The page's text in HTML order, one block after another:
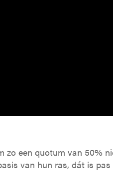
zo een quotum van 50%
van hun ras, dát is pas